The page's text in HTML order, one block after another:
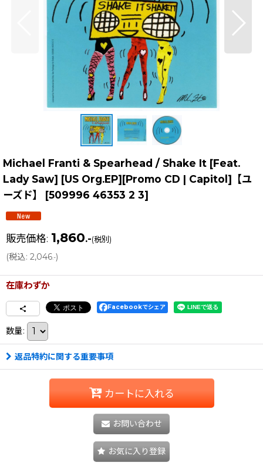
Michael Franti & Spearhead / Shake It [Feat.
Lady Saw] [US Org.EP][Promo CD | Capitol]【ユ
ーズド】
[509996 46353 2 3]
販売価格: 1,860.-(税別)
(税込: 2,046.-)
在庫わずか
Facebookでシェア
数量:
返品特約に関する重要事項
カートに入れる
お問い合わせ
お気に入り登録